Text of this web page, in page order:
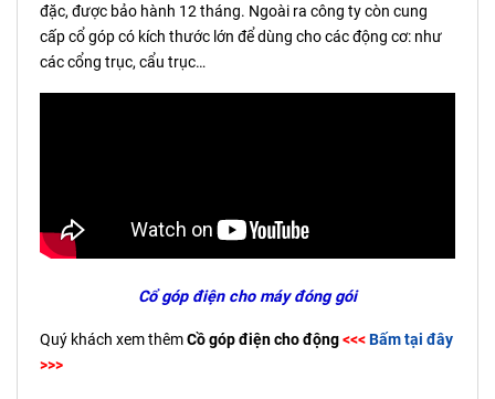
đặc, được bảo hành 12 tháng. Ngoài ra công ty còn cung
cấp cổ góp có kích thước lớn để dùng cho các động cơ: như
các cổng trục, cẩu trục…
Cổ góp điện cho máy đóng gói
Quý khách xem thêmCồ góp điện cho động<<<Bấm tại đây
>>>